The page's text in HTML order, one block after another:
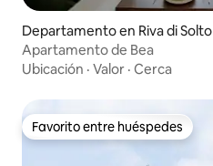
Departamento en Riva di Solto
Apartamento de Bea
Ubicación · Valor · Cerca
Favorito entre huéspedes
Favorito entre huéspedes